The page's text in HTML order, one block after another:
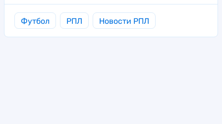
Футбол РПЛ Новости РПЛ